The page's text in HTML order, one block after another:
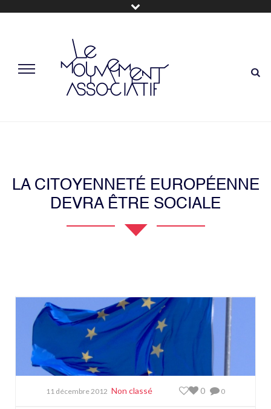
LA CITOYENNETÉ EUROPÉENNE
DEVRA ÊTRE SOCIALE
11 décembre 2012 Non classé 0
0